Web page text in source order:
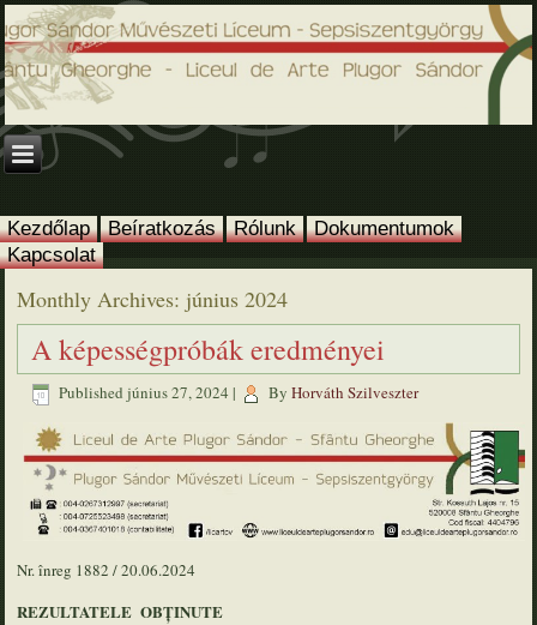
Kezdőlap Beíratkozás Rólunk
Dokumentumok
Kapcsolat
Monthly Archives: június 2024
A képességpróbák eredményei
Published június 27, 2024 | By Horváth Szilveszter
Nr. înreg 1882 / 20.06.2024
REZULTATELE OBȚINUTE